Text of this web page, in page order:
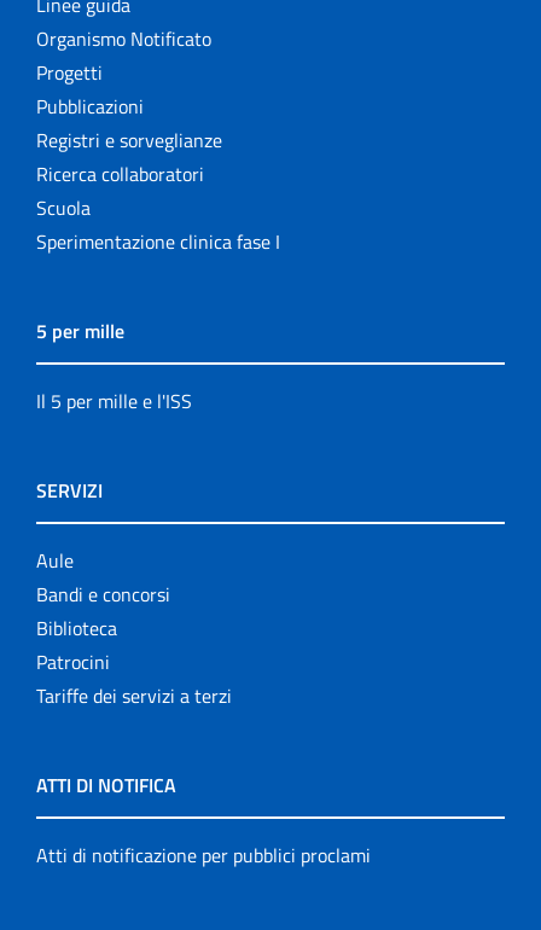
Organismo Notificato
Progetti
Pubblicazioni
Registri e sorveglianze
Ricerca collaboratori
Scuola
Sperimentazione clinica fase I
5 per mille
Il 5 per mille e l'ISS
SERVIZI
Aule
Bandi e concorsi
Biblioteca
Patrocini
Tariffe dei servizi a terzi
ATTI DI NOTIFICA
Atti di notificazione per pubblici proclami